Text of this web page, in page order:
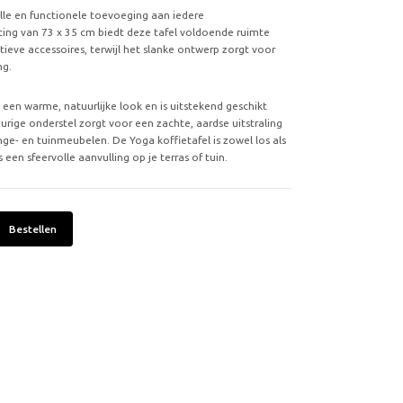
en functionele toevoeging aan iedere
van 73 x 35 cm biedt deze tafel voldoende ruimte
accessoires, terwijl het slanke ontwerp zorgt voor
warme, natuurlijke look en is uitstekend geschikt
onderstel zorgt voor een zachte, aardse uitstraling
en tuinmeubelen. De Yoga koffietafel is zowel los als
sfeervolle aanvulling op je terras of tuin.
Bestellen